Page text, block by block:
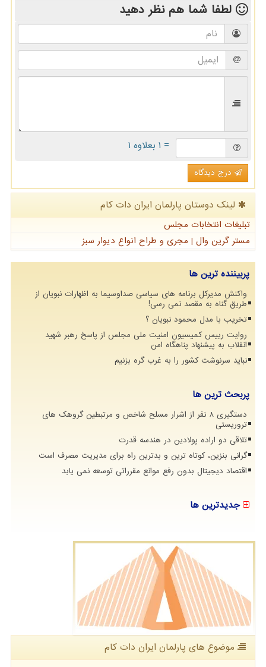
لطفا شما همنظر دهید
= ۱ بعلاوه ۱
درج دیدگاه
لینک دوستان پارلمان ایران دات كام
تبلیغات انتخابات مجلس
مستر گرین وال | مجری و طراح انواع دیوار سبز
پربیننده ترین ها
واکنش مدیرکل برنامه های سیاسی صداوسیما به اظهارات نبویان از
طریق گناه به مقصد نمی رسی!
تخریب با مدل محمود نبویان ؟
روایت رییس کمیسیون امنیت ملی مجلس از پاسخ رهبر شهید
انقلاب به پیشنهاد پناهگاه امن
نباید سرنوشت کشور را به غرب گره بزنیم
پربحث ترین ها
دستگیری 8 نفر از اشرار مسلح شاخص و مرتبطین گروهک های
تروریستی
تلاقی دو اراده پولادین در هندسه قدرت
گرانی بنزین، کوتاه ترین و بدترین راه برای مدیریت مصرف است
اقتصاد دیجیتال بدون رفع موانع مقرراتی توسعه نمی یابد
جدیدترین ها
موضوع های پارلمان ایران دات كام